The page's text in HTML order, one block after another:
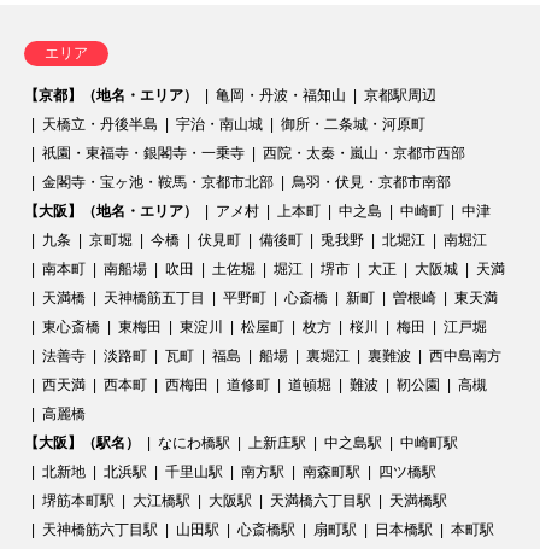
エリア
【京都】（地名・エリア） 亀岡・丹波・福知山
京都駅周辺
天橋立・丹後半島
宇治・南山城
御所・二条城・河原町
祇園・東福寺・銀閣寺・一乗寺
西院・太秦・嵐山・京都市西部
金閣寺・宝ヶ池・鞍馬・京都市北部
鳥羽・伏見・京都市南部
【大阪】（地名・エリア）
アメ村 上本町 中之島 中崎町
中津
九条
京町堀 今橋 伏見町 備後町 兎我野 北堀江
南堀江
南本町
南船場 吹田 土佐堀 堀江 堺市 大正 大阪城
天満
天満橋
天神橋筋五丁目 平野町 心斎橋 新町 曽根崎
東天満
東心斎橋
東梅田 東淀川 松屋町 枚方 桜川 梅田
江戸堀
法善寺
淡路町 瓦町 福島 船場 裏堀江 裏難波
西中島南方
西天満
西本町 西梅田 道修町 道頓堀 難波 靭公園
高槻
高麗橋
【大阪】（駅名）
なにわ橋駅 上新庄駅 中之島駅
中崎町駅
北新地
北浜駅 千里山駅 南方駅 南森町駅
四ツ橋駅
堺筋本町駅
大江橋駅 大阪駅 天満橋六丁目駅
天満橋駅
天神橋筋六丁目駅
山田駅 心斎橋駅 扇町駅 日本橋駅
本町駅